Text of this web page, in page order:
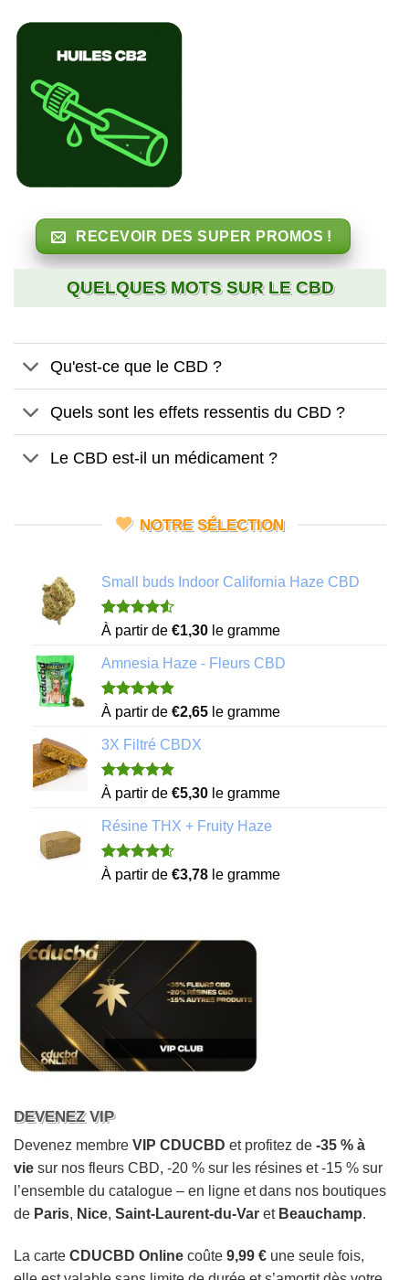
RECEVOIR DES SUPER PROMOS !
QUELQUES MOTS SUR LE CBD
Qu'est-ce que le CBD ?
Quels sont les effets ressentis du CBD ?
Le CBD est-il un médicament ?
NOTRE SÉLECTION
Small buds Indoor California Haze CBD
Noté4.50
sur 5 basé
sur
4
notations
client
À partir de €1,30le gramme
Amnesia Haze - Fleurs CBD
Noté4.82
sur 5 basé
sur
11
notations
client
À partir de €2,65le gramme
3X Filtré CBDX
Noté4.86
sur 5 basé
sur
7
notations
client
À partir de €5,30le gramme
Résine THX + Fruity Haze
Noté4.57
sur 5 basé
21
À partir de €3,78le gramme
DEVENEZ VIP
Devenez membre VIP CDUCBD et profitez de -35 % à
vie sur nos fleurs CBD, -20 % sur les résines et -15 % sur
l’ensemble du catalogue – en ligne et dans nos boutiques
de Paris, Nice, Saint-Laurent-du-Var et Beauchamp.
La carte CDUCBD Online coûte 9,99 € une seule fois,